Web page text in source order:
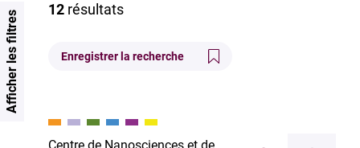
12 résultats
Enregistrer la recherche
Afficher les filtres